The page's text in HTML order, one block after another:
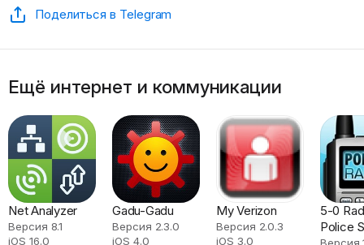
Поделиться в Telegram
Ещё интернет и коммуникации
Net Analyzer
Версия 8.1
iOS 16.0
Gadu-Gadu
Версия 2.3.0
iOS 4.0
My Verizon
Версия 2.0.3
iOS 3.0
5-0
Police